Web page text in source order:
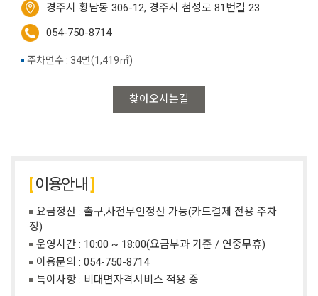
경주시 황남동 306-12, 경주시 첨성로 81번길 23
054-750-8714
찾아오시는길
주차면수 : 34면(1,419㎡)
이용안내
요금정산 : 출구,사전무인정산 가능(카드결제 전용 주차
장)
운영시간 : 10:00 ~ 18:00(요금부과 기준 / 연중무휴)
이용문의 : 054-750-8714
특이사항 : 비대면자격서비스 적용 중